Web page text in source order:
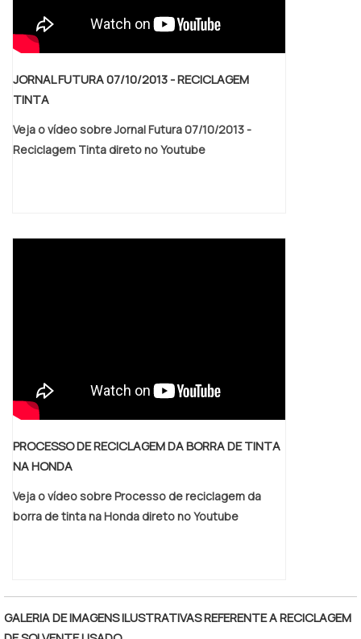
JORNAL FUTURA 07/10/2013 - RECICLAGEM
TINTA
Veja o vídeo sobre Jornal Futura 07/10/2013 -
Reciclagem Tinta direto no Youtube
PROCESSO DE RECICLAGEM DA BORRA DE TINTA
NA HONDA
Veja o vídeo sobre Processo de reciclagem da
borra de tinta na Honda direto no Youtube
GALERIA DE IMAGENS ILUSTRATIVAS REFERENTE A RECICLAGEM